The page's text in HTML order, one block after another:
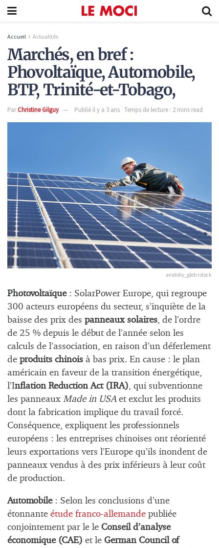
Accueil Actualités
Marchés, en bref :
Phovoltaïque, Automobile,
BTP, Trinité-et-Tobago,
ParChristine Gilguy Publié il y a 3 ans Temps de lecture : 2 mins read
anatoliy_gleb-istock
Photovoltaïque : SolarPower Europe, qui regroupe
300 acteurs européens du secteur, s’inquiète de la
baisse des prix des panneaux solaires , de l’ordre
de 25 % depuis le début de l’année selon les
calculs de l’association, en raison d’un déferlement
de produits chinois à bas prix. En cause : le plan
américain en faveur de la transition énergétique,
l’Inflation Reduction Act (IRA) , qui subventionne
les panneaux Made in USA et exclut les produits
dont la fabrication implique du travail forcé.
Conséquence, expliquent les professionnels
européens : les entreprises chinoises ont réorienté
leurs exportations vers l’Europe qu’ils inondent de
panneaux vendus à des prix inférieurs à leur coût
de production.
Automobile : Selon les conclusions d’une
étonnante étude franco-allemande publiée
conjointement par le le Conseil d’analyse
économique (CAE) et le German Council of